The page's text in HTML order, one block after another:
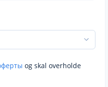
og skal overholde